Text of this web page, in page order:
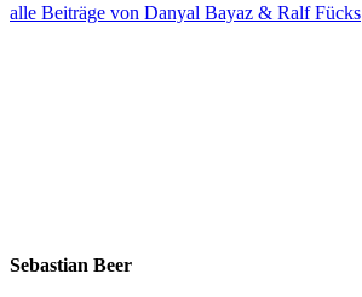
alle Beiträge von Danyal Bayaz & Ralf Fücks
Sebastian Beer